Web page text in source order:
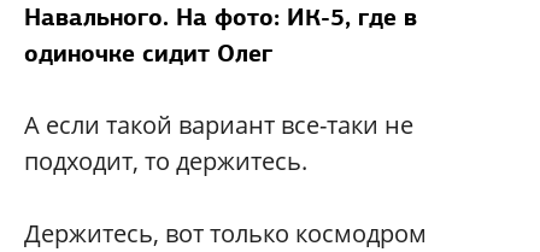
Навального. На фото: ИК-5, где в
одиночке сидит Олег
А если такой вариант все-таки не
подходит, то держитесь.
Держитесь, вот только космодром